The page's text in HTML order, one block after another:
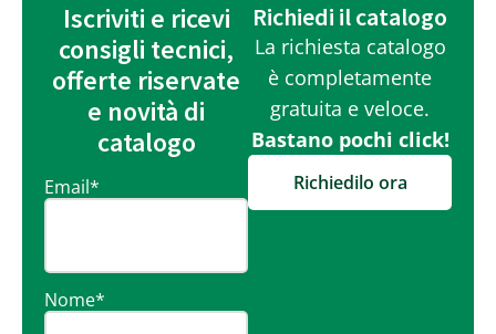
Iscriviti e ricevi
consigli tecnici,
offerte riservate
e novità di
catalogo
Email*
Nome*
Richiedi il catalogo
La richiesta catalogo
è completamente
gratuita e veloce.
Bastano pochi click!
Richiedilo ora